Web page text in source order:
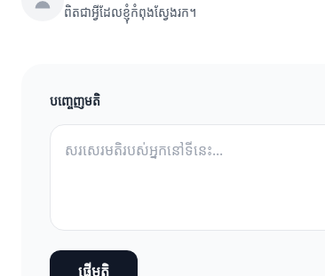
ពិតជាអ្វីដែលខ្ញុំកំពុងស្វែងរក។
បញ្ចេញមតិ
ផ្ញើមតិ